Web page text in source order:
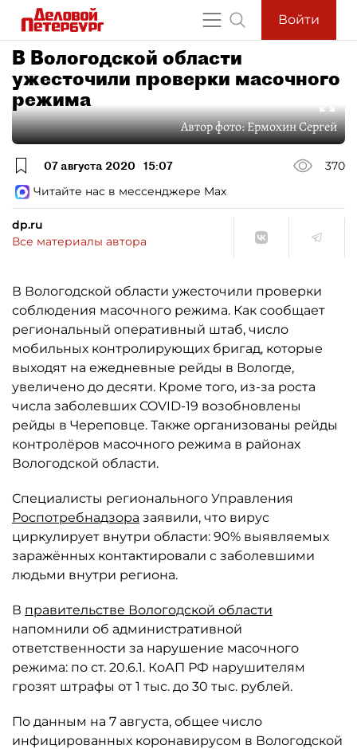
Войти
В Вологодской области
ужесточили проверки масочного
режима
Автор фото:Ермохин Сергей
07 августа 2020 15:07
370
Читайте нас в мессенджере Max
dp.ru
Все материалы автора
В Вологодской области ужесточили проверки
соблюдения масочного режима. Как сообщает
региональный оперативный штаб, число
мобильных контролирующих бригад, которые
выходят на ежедневные рейды в Вологде,
увеличено до десяти. Кроме того, из-за роста
числа заболевших COVID-19 возобновлены
рейды в Череповце. Также организованы рейды
контролёров масочного режима в районах
Вологодской области.
Специалисты регионального Управления
Роспотребнадзора заявили, что вирус
циркулирует внутри области: 90% выявляемых
заражённых контактировали с заболевшими
людьми внутри региона.
В правительстве Вологодской области
напомнили об административной
ответственности за нарушение масочного
режима: по ст. 20.6.1. КоАП РФ нарушителям
грозят штрафы от 1 тыс. до 30 тыс. рублей.
По данным на 7 августа, общее число
инфицированных коронавирусом в Вологодской